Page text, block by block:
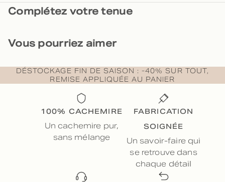
Complétez votre tenue
Vous pourriez aimer
DÉSTOCKAGE FIN DE SAISON : -40% SUR TOUT,
REMISE APPLIQUÉE AU PANIER
100% CACHEMIRE
Un cachemire pur,
sans mélange
FABRICATION
SOIGNÉE
Un savoir-faire qui
se retrouve dans
chaque détail